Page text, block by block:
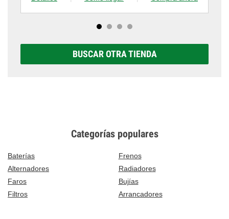
BUSCAR OTRA TIENDA
Categorías populares
Baterías
Frenos
Alternadores
Radiadores
Faros
Bujías
Filtros
Arrancadores